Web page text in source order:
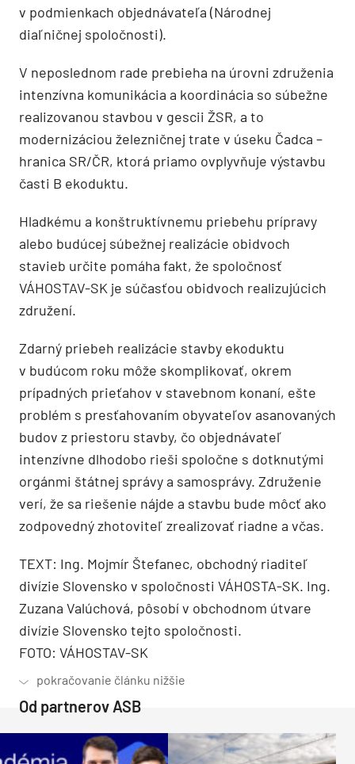
v podmienkach objednávateľa (Národnej
diaľničnej spoločnosti).
V neposlednom rade prebieha na úrovni združenia
intenzívna komunikácia a koordinácia so súbežne
realizovanou stavbou v gescii ŽSR, a to
modernizáciou železničnej trate v úseku Čadca –
hranica SR/ČR, ktorá priamo ovplyvňuje výstavbu
časti B ekoduktu.
Hladkému a konštruktívnemu priebehu prípravy
alebo budúcej súbežnej realizácie obidvoch
stavieb určite pomáha fakt, že spoločnosť
VÁHOSTAV-SK je súčasťou obidvoch realizujúcich
združení.
Zdarný priebeh realizácie stavby ekoduktu
v budúcom roku môže skomplikovať, okrem
prípadných prieťahov v stavebnom konaní, ešte
problém s presťahovaním obyvateľov asanovaných
budov z priestoru stavby, čo objednávateľ
intenzívne dlhodobo rieši spoločne s dotknutými
orgánmi štátnej správy a samosprávy. Združenie
verí, že sa riešenie nájde a stavbu bude môcť ako
zodpovedný zhotoviteľ zrealizovať riadne a včas.
TEXT: Ing. Mojmír Štefanec, obchodný riaditeľ
divízie Slovensko v spoločnosti VÁHOSTA-SK. Ing.
Zuzana Valúchová, pôsobí v obchodnom útvare
divízie Slovensko tejto spoločnosti.
FOTO: VÁHOSTAV-SK
Od partnerov ASB